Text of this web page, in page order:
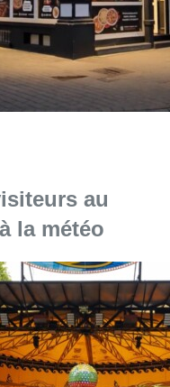
du Midi: les